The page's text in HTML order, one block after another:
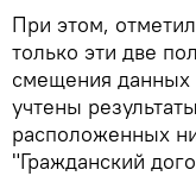
При этом,
только эти две
смещения данных
учтены
расположенных
"Гражданский